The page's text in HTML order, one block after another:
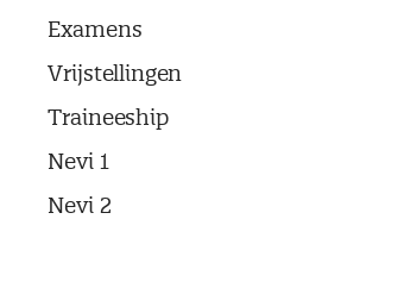
Examens
Vrijstellingen
Traineeship
Nevi 1
Nevi 2